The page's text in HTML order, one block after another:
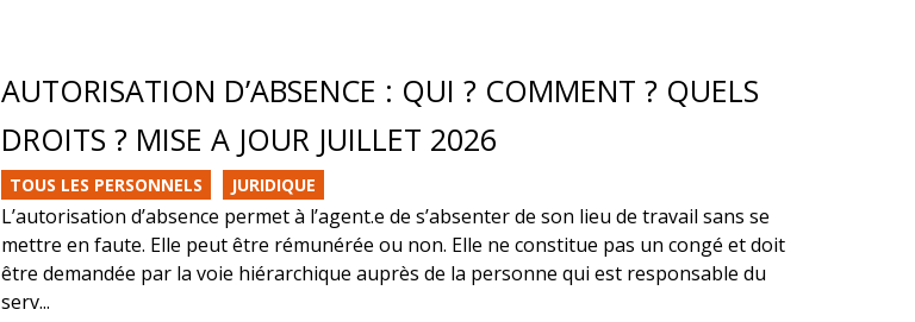
AUTORISATION D’ABSENCE : QUI ? COMMENT ? QUELS
DROITS ? MISE A JOUR JUILLET 2026
TOUS LES PERSONNELS JURIDIQUE
L’autorisation d’absence permet à l’agent.e de s’absenter de son lieu de travail sans se
mettre en faute. Elle peut être rémunérée ou non. Elle ne constitue pas un congé et doit
être demandée par la voie hiérarchique auprès de la personne qui est responsable du
serv...